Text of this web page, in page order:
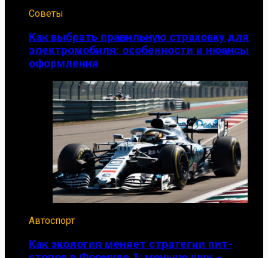
Советы
Как выбрать правильную страховку для
электромобиля: особенности и нюансы
оформления
Автоспорт
Как экология меняет стратегии пит-